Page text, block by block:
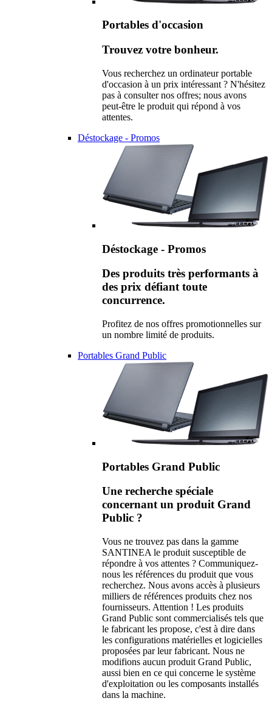
Portables d'occasion
Trouvez votre bonheur.
Vous recherchez un ordinateur portable
d'occasion à un prix intéressant ? N'hésitez
pas à consulter nos offres; nous avons
peut-être le produit qui répond à vos
attentes.
Déstockage - Promos
Déstockage - Promos
Des produits très performants à
des prix défiant toute
concurrence.
Profitez de nos offres promotionnelles sur
un nombre limité de produits.
Portables Grand Public
Portables Grand Public
Une recherche spéciale
concernant un produit Grand
Public ?
Vous ne trouvez pas dans la gamme
SANTINEA le produit susceptible de
répondre à vos attentes ? Communiquez-
nous les références du produit que vous
recherchez. Nous avons accès à plusieurs
milliers de références produits chez nos
fournisseurs. Attention ! Les produits
Grand Public sont commercialisés tels que
le fabricant les propose, c'est à dire dans
les configurations matérielles et logicielles
proposées par leur fabricant. Nous ne
modifions aucun produit Grand Public,
aussi bien en ce qui concerne le système
d'exploitation ou les composants installés
dans la machine.